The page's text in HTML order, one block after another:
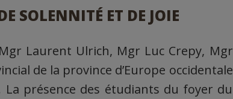
SOLENNITÉ ET DE JOIE
Laurent Ulrich, Mgr Luc Crepy, Mgr
de la province d’Europe occidentale
La présence des étudiants du foyer du